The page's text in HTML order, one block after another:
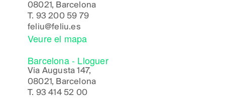
08021, Barcelona
T. 93 200 59 79
feliu@feliu.es
Veure el mapa
Barcelona - Lloguer
Via Augusta 147,
08021, Barcelona
T. 93 414 52 00